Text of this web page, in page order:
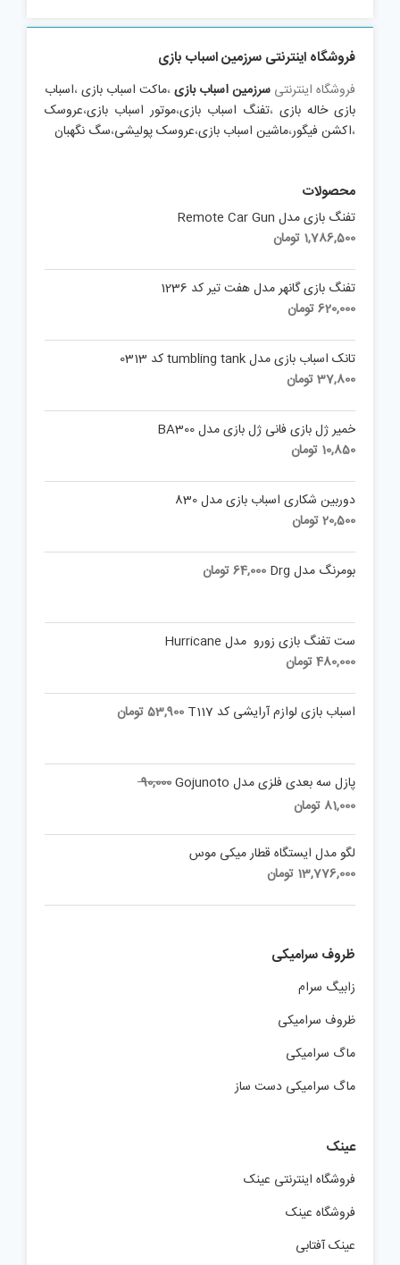
990,000 تومان.
891,000 تومان.
فروشگاه اینترنتی سرزمین اسباب بازی
فروشگاه اینترنتی سرزمین اسباب بازی،ماکت اسباب بازی،اسباب
بازی خاله بازی ،تفنگ اسباب بازی،موتور اسباب بازی،عروسک
،اکشن فیگور،ماشین اسباب بازی،عروسک پولیشی،سگ نگهبان
محصولات
تفنگ بازی مدل Remote Car Gun
1,786,500 تومان
تفنگ بازی گانهر مدل هفت تیر کد 1236
620,000تومان
تانک اسباب بازی مدل tumbling tank کد 0313
37,800تومان
خمیر ژل بازی فانی ژل بازی مدل BA300
10,850 تومان
دوربین شکاری اسباب بازی مدل 830
20,500تومان
بومرنگ مدل Drg 64,000تومان
ست تفنگ بازی زورو مدل Hurricane
480,000تومان
اسباب بازی لوازم آرایشی کد T117 53,900تومان
پازل سه بعدی فلزی مدل Gojunoto 90,000
Original
81,000 تومان
is:
81,000 تومان.
لگو مدل ایستگاه قطار میکی موس
13,776,000 تومان
ظروف سرامیکی
زابیگ سرام
ظروف سرامیکی
ماگ سرامیکی
ماگ سرامیکی دست ساز
عینک
فروشگاه اینترنتی عینک
فروشگاه عینک
عینک آفتابی